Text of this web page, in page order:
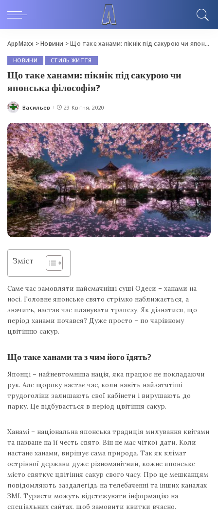
AppMaxx >Новини >Що таке ханами: пікнік під сакурою чи японська філософія?
НОВИНИ СТИЛЬ ЖИТТЯ
Що таке ханами: пікнік під сакурою чи
японська філософія?
Posted
Васильев 29 Квітня, 2020
Зміст
Саме час замовляти найсмачніші суші Одеси – ханами на
носі. Головне японське свято стрімко наближається, а
значить, настав час планувати трапезу, Як дізнатися, що
період ханами почався? Дуже просто – по чарівному
цвітінню сакур.
Що таке ханами та з чим його їдять?
Японці – найневтомніша нація, яка працює не покладаючи
рук. Але щороку настає час, коли навіть найзатятіші
трудоголіки залишають свої кабінети і вирушають до
парку. Це відбувається в період цвітіння сакур.
Ханамі – національна японська традиція милування квітами
та назване на її честь свято. Він не має чіткої дати. Коли
настане ханами, вирішує сама природа. Так як клімат
острівної держави дуже різноманітний, кожне японське
місто святкує цвітіння сакур свого часу. Про це мешканцям
повідомляють заздалегідь на телебаченні та інших каналах
ЗМІ. Туристи можуть відстежувати інформацію на
спеціальних сайтах, щоб замовити квитки вчасно.